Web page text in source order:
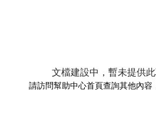
文檔建設中，暫未提供
請訪問幫助中心首頁查詢其他內容